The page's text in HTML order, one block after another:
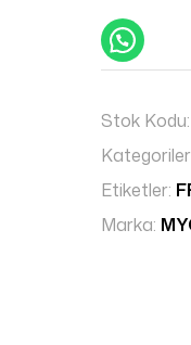
Stok Kodu:
Etiketler:
Marka: